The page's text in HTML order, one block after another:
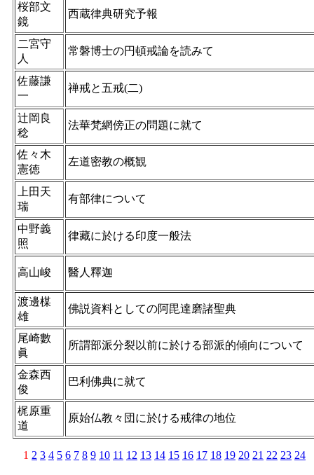
桜部文
鏡
西蔵律典研究予報
二宮守
人
常磐博士の円頓戒論を読みて
佐藤謙
一
禅戒と五戒(二)
辻岡良
稔
法華梵網傍正の問題に就て
佐々木
憲徳
左道密教の概観
上田天
瑞
有部律について
中野義
照
律藏に於ける印度一般法
高山峻 醫人釋迦
渡邊楳
雄
佛説資料としての阿毘達磨諸聖典
尾崎數
眞
所謂部派分裂以前󠄁に於ける部派的傾向について
金森西
俊
巴利佛典に就て
梶原重
道
原始仏教々団に於ける戒律の地位
1 2 3 4 5 6 7 8 9 10 11 12 13 14 15 16 17 18 19 20 21 22 23 24